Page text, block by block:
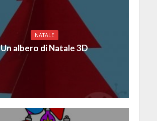
NATALE
Un albero di Natale 3D